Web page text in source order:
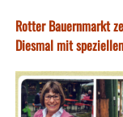
Rotter Bauernmarkt
Diesmal mit